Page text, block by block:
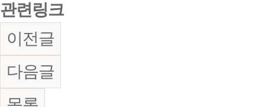
관련링크
이전글
다음글